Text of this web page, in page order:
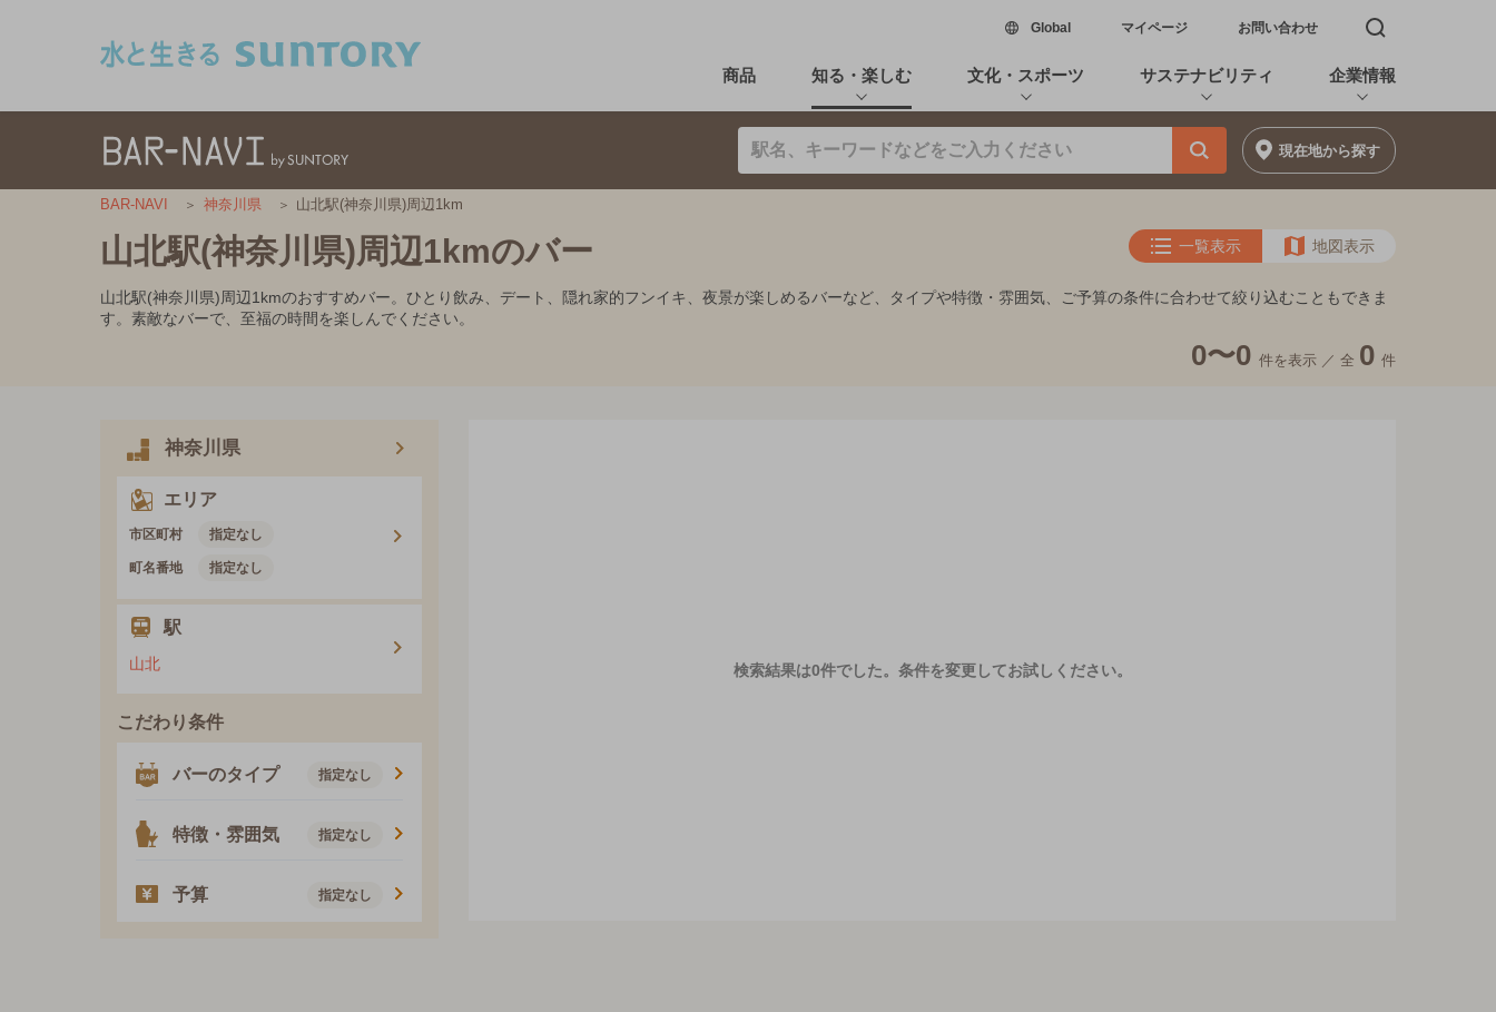
Global新しいウィンドウで開く
マイページ お問い合わせ 検索窓を開く
商品 知る・楽しむ 文化・スポーツ サステナビリティ 企業情報
現在地から探す
BAR-NAVI 神奈川県 山北駅(神奈川県)周辺1km
山北駅(神奈川県)周辺1kmのバー 一覧表示 地図表示
山北駅(神奈川県)周辺1kmのおすすめバー。ひとり飲み、デート、隠れ家的フンイキ、夜景が楽しめるバーなど、タイプや特徴・雰囲気、ご予算の条件に合わせて絞り込むこともできま
す。素敵なバーで、至福の時間を楽しんでください。
0〜0 件を表示 ／ 全 0 件
神奈川県
エリア
市区町村 指定なし
町名番地 指定なし
駅
山北
こだわり条件
バーのタイプ 指定なし
特徴・雰囲気 指定なし
予算 指定なし
検索結果は0件でした。 条件を変更してお試しください。